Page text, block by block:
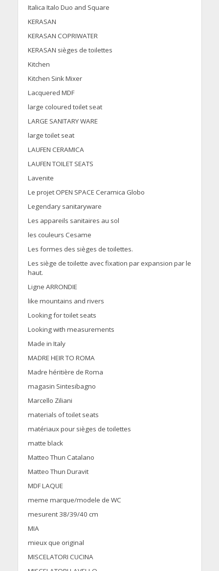
Italica Italo Duo and Square
KERASAN
KERASAN COPRIWATER
KERASAN sièges de toilettes
Kitchen
Kitchen Sink Mixer
Lacquered MDF
large coloured toilet seat
LARGE SANITARY WARE
large toilet seat
LAUFEN CERAMICA
LAUFEN TOILET SEATS
Lavenite
Le projet OPEN SPACE Ceramica Globo
Legendary sanitaryware
Les appareils sanitaires au sol
les couleurs Cesame
Les formes des sièges de toilettes.
Les siège de toilette avec fixation par expansion par le
haut.
Ligne ARRONDIE
like mountains and rivers
Looking for toilet seats
Looking with measurements
Made in Italy
MADRE HEIR TO ROMA
Madre héritière de Roma
magasin Sintesibagno
Marcello Ziliani
materials of toilet seats
matériaux pour sièges de toilettes
matte black
Matteo Thun Catalano
Matteo Thun Duravit
MDF LAQUE
meme marque/modele de WC
mesurent 38/39/40 cm
MIA
mieux que original
MISCELATORI CUCINA